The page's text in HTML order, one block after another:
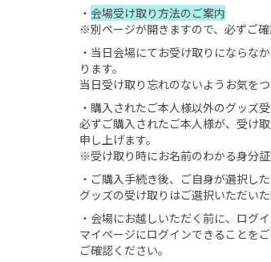
・ 会場受け取り方法のご案内
※別ページが開きますので、必ずご
・当日会場にてお受け取りにならな
ります。
当日受け取り忘れのないようお気をつ
・購入されたご本人様以外のグッズ
必ずご購入されたご本人様が、受け
申し上げます。
※受け取り時にお名前のわかる身分証
・ご購入手続き後、ご自身が選択し
グッズの受け取りはご選択いただい
・会場にお越しいただく前に、ログ
マイページにログインできることを
ご確認ください。